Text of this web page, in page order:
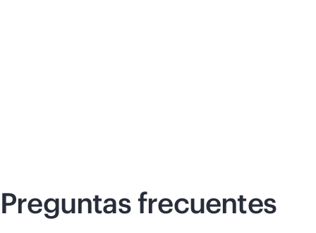
Preguntas frecuentes